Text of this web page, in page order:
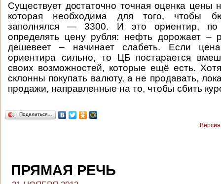
Существует достаточно точная оценка цены
которая необходима для того, чтобы
заполнялся — 3300. И это ориентир, по
определять цену рубля: нефть дорожает –
дешевеет – начинает слабеть. Если
ориентира сильно, то ЦБ постарается
своих возможностей, которые ещё есть.
склонны покупать валюту, а не продавать,
продажи, направленные на то, чтобы сбить
Поделиться…
ПРЯМАЯ РЕЧЬ